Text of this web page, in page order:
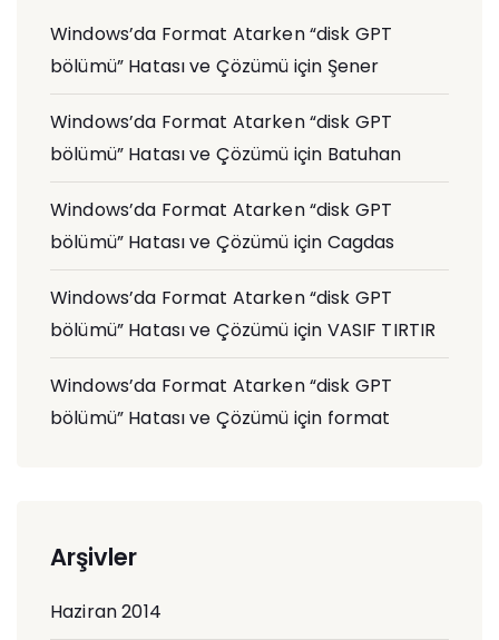
Windows’da Format Atarken “disk GPT
bölümü” Hatası ve Çözümü için Şener
Windows’da Format Atarken “disk GPT
bölümü” Hatası ve Çözümü için Batuhan
Windows’da Format Atarken “disk GPT
bölümü” Hatası ve Çözümü için Cagdas
Windows’da Format Atarken “disk GPT
bölümü” Hatası ve Çözümü için VASIF TIRTIR
Windows’da Format Atarken “disk GPT
bölümü” Hatası ve Çözümü için format
Arşivler
Haziran 2014